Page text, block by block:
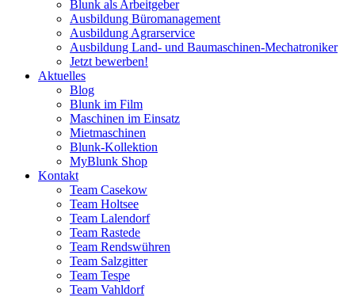
Blunk als Arbeitgeber
Ausbildung Büromanagement
Ausbildung Agrarservice
Ausbildung Land- und Baumaschinen-Mechatroniker
Jetzt bewerben!
Aktuelles
Blog
Blunk im Film
Maschinen im Einsatz
Mietmaschinen
Blunk-Kollektion
MyBlunk Shop
Kontakt
Team Casekow
Team Holtsee
Team Lalendorf
Team Rastede
Team Rendswühren
Team Salzgitter
Team Tespe
Team Vahldorf